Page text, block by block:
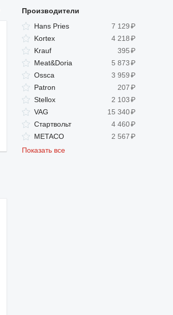
Производители
Hans Pries
7 129₽
Kortex
4 218₽
Krauf
395₽
Meat&Doria
5 873₽
Ossca
3 959₽
Patron
207₽
Stellox
2 103₽
VAG
15 340₽
Стартвольт
4 460₽
METACO
2 567₽
Показать все